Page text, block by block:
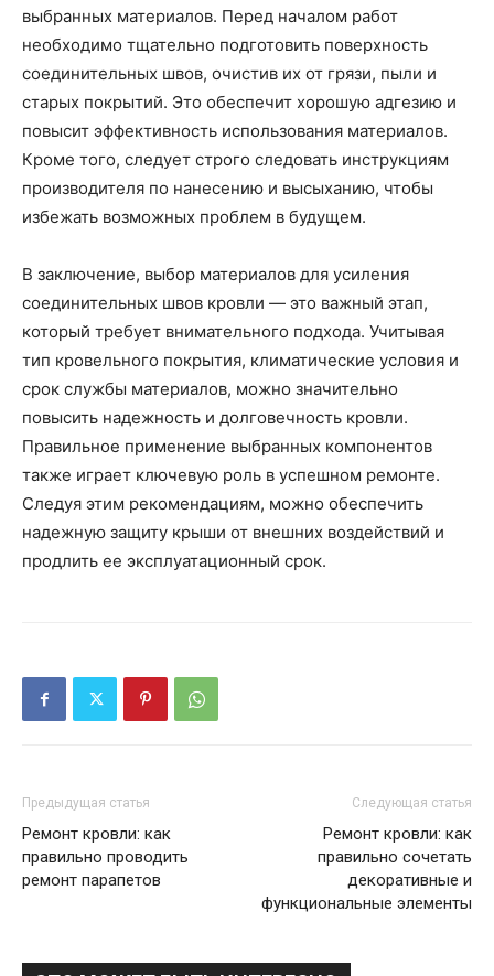
выбранных материалов. Перед началом работ
необходимо тщательно подготовить поверхность
соединительных швов, очистив их от грязи, пыли и
старых покрытий. Это обеспечит хорошую адгезию и
повысит эффективность использования материалов.
Кроме того, следует строго следовать инструкциям
производителя по нанесению и высыханию, чтобы
избежать возможных проблем в будущем.
В заключение, выбор материалов для усиления
соединительных швов кровли — это важный этап,
который требует внимательного подхода. Учитывая
тип кровельного покрытия, климатические условия и
срок службы материалов, можно значительно
повысить надежность и долговечность кровли.
Правильное применение выбранных компонентов
также играет ключевую роль в успешном ремонте.
Следуя этим рекомендациям, можно обеспечить
надежную защиту крыши от внешних воздействий и
продлить ее эксплуатационный срок.
Предыдущая статья
Ремонт кровли: как
правильно проводить
ремонт парапетов
Следующая статья
Ремонт кровли: как
правильно сочетать
декоративные и
функциональные элементы